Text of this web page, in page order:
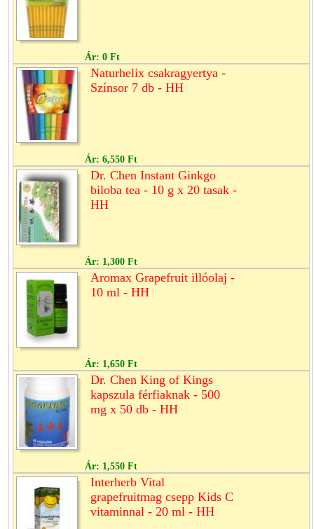
Ár: 0 Ft
Naturhelix csakragyertya -
Színsor 7 db - HH
Ár: 6,550 Ft
Dr. Chen Instant Ginkgo
biloba tea - 10 g x 20 tasak -
HH
Ár: 1,300 Ft
Aromax Grapefruit illóolaj -
10 ml - HH
Ár: 1,650 Ft
Dr. Chen King of Kings
kapszula férfiaknak - 500
mg x 50 db - HH
Ár: 1,550 Ft
Interherb Vital
grapefruitmag csepp Kids C
vitaminnal - 20 ml - HH